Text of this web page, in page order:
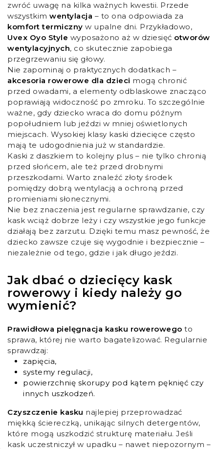
zwróć uwagę na kilka ważnych kwestii. Przede
wszystkim wentylacja – to ona odpowiada za
komfort termiczny w upalne dni. Przykładowo,
Uvex Oyo Style wyposażono aż w dziesięć otworów
wentylacyjnych, co skutecznie zapobiega
przegrzewaniu się głowy.
Nie zapominaj o praktycznych dodatkach –
akcesoria rowerowe dla dzieci mogą chronić
przed owadami, a elementy odblaskowe znacząco
poprawiają widoczność po zmroku. To szczególnie
ważne, gdy dziecko wraca do domu późnym
popołudniem lub jeździ w mniej oświetlonych
miejscach. Wysokiej klasy kaski dziecięce często
mają te udogodnienia już w standardzie.
Kaski z daszkiem to kolejny plus – nie tylko chronią
przed słońcem, ale też przed drobnymi
przeszkodami. Warto znaleźć złoty środek
pomiędzy dobrą wentylacją a ochroną przed
promieniami słonecznymi.
Nie bez znaczenia jest regularne sprawdzanie, czy
kask wciąż dobrze leży i czy wszystkie jego funkcje
działają bez zarzutu. Dzięki temu masz pewność, że
dziecko zawsze czuje się wygodnie i bezpiecznie –
niezależnie od tego, gdzie i jak długo jeździ.
Jak dbać o dziecięcy kask
rowerowy i kiedy należy go
wymienić?
Prawidłowa pielęgnacja kasku rowerowego to
sprawa, której nie warto bagatelizować. Regularnie
sprawdzaj:
zapięcia,
systemy regulacji,
powierzchnię skorupy pod kątem pęknięć czy
innych uszkodzeń.
Czyszczenie kasku najlepiej przeprowadzać
miękką ściereczką, unikając silnych detergentów,
które mogą uszkodzić strukturę materiału. Jeśli
kask uczestniczył w upadku – nawet niepozornym –